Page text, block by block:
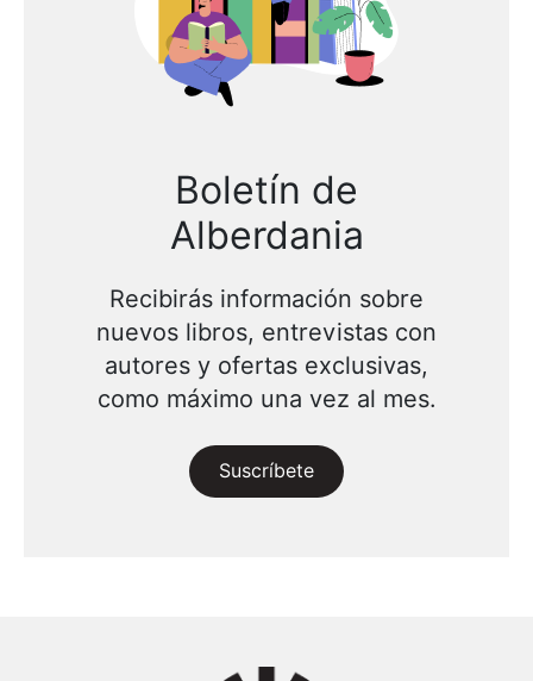
Boletín de
Alberdania
Recibirás información sobre
nuevos libros, entrevistas con
autores y ofertas exclusivas,
como máximo una vez al mes.
Suscríbete